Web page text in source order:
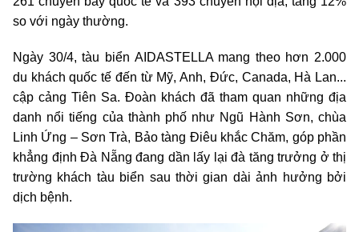
so với ngày thường.
Ngày 30/4, tàu biển AIDASTELLA mang theo hơn 2.000
du khách quốc tế đến từ Mỹ, Anh, Đức, Canada, Hà Lan...
cập cảng Tiên Sa. Đoàn khách đã tham quan những địa
danh nổi tiếng của thành phố như Ngũ Hành Sơn, chùa
Linh Ứng – Sơn Trà, Bảo tàng Điêu khắc Chăm, góp phần
khẳng định Đà Nẵng đang dần lấy lại đà tăng trưởng ở thị
trường khách tàu biển sau thời gian dài ảnh hưởng bởi
dịch bệnh.